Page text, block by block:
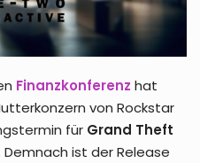
Finanzkonferenz hat
von Rockstar
für Grand Theft
Demnach ist der Release